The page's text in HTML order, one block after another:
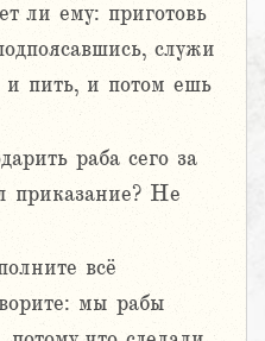
ли ему: приготовь
служи
и пить, и потом ешь
раба сего за
приказание? Не
всё
мы рабы